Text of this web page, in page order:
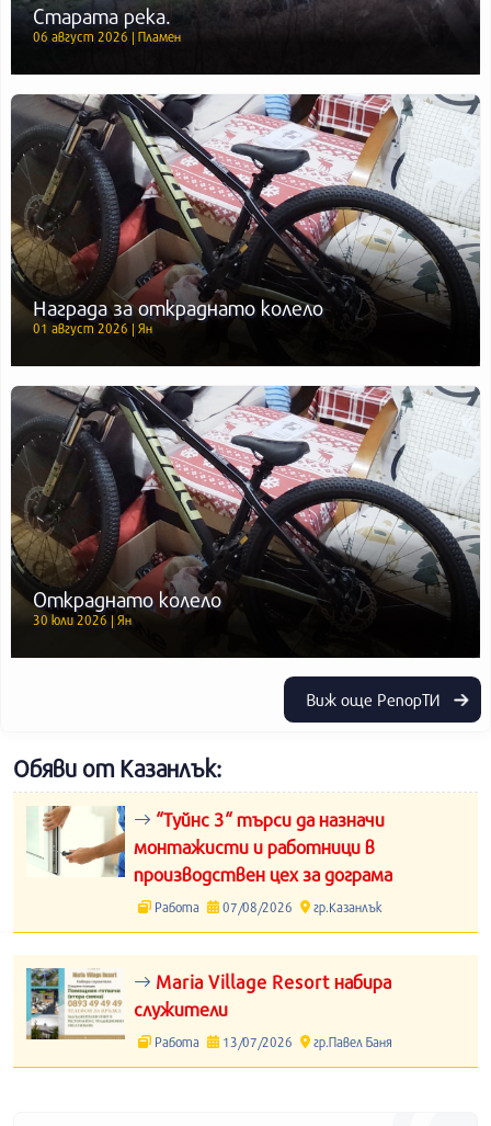
Старата река.
06 август 2026 | Пламен
Награда за откраднато колело
01 август 2026 | Ян
Откраднато колело
30 юли 2026 | Ян
Виж още РепорТИ
Обяви от Казанлък:
“Туйнс 3“ търси да назначи
монтажисти и работници в
производствен цех за дограма
Работа 07/08/2026 гр.Казанлък
Maria Village Resort набира
служители
Работа 13/07/2026 гр.Павел Баня